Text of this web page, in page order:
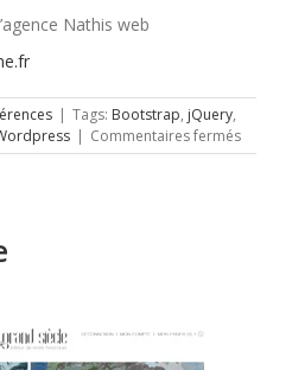
Nathis web
| Tags: Bootstrap, jQuery,
| Commentaires ferméssur